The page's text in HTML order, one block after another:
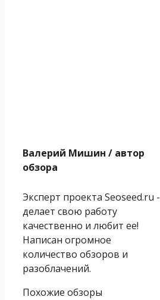
Валерий Мишин / автор
обзора
Эксперт проекта Seoseed.ru -
делает свою работу
качественно и любит ее!
Написан огромное
количество обзоров и
разоблачений.
Похожие обзоры